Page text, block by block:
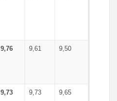
9,76 9,61 9,50
9,73 9,73 9,65